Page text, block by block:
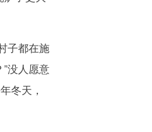
子都在施
没人愿意
冬天，